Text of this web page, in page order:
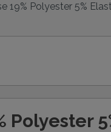
19% Polyester 5%
Polyester